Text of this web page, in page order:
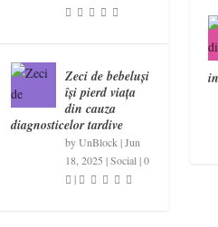
Zeci de bebeluși
își pierd viața
din cauza
diagnosticelor tardive
byUnBlock |Jun
18, 2025 |Social |0
|